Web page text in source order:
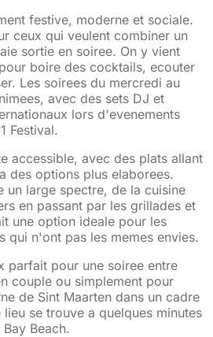
festive, moderne et sociale.
ceux qui veulent combiner un
sortie en soiree. On y vient
boire des cocktails, ecouter
Les soirees du mercredi au
avec des sets DJ et
lors d'evenements
Festival.
accessible, avec des plats allant
des options plus elaborees.
un large spectre, de la cuisine
en passant par les grillades et
une option ideale pour les
qui n'ont pas les memes envies.
parfait pour une soiree entre
couple ou simplement pour
de Sint Maarten dans un cadre
se trouve a quelques minutes
Beach.